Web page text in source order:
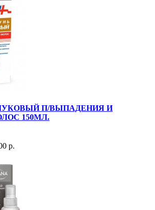
П/ВЫПАДЕНИЯ И
150МЛ.
р.